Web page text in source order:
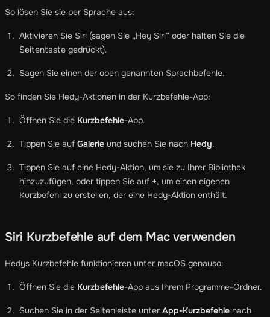
So lösen Sie sie per Sprache aus:
Aktivieren Sie Siri (sagen Sie „Hey Siri“ oder halten Sie die
Seitentaste gedrückt).
Sagen Sie einen der oben genannten Sprachbefehle.
So finden Sie Hedy-Aktionen in der Kurzbefehle-App:
Öffnen Sie die Kurzbefehle-App.
Tippen Sie auf Galerie und suchen Sie nach Hedy.
Tippen Sie auf eine Hedy-Aktion, um sie zu Ihrer Bibliothek
hinzuzufügen, oder tippen Sie auf +, um einen eigenen
Kurzbefehl zu erstellen, der eine Hedy-Aktion enthält.
Siri Kurzbefehle auf dem Mac verwenden
Hedys Kurzbefehle funktionieren unter macOS genauso:
Öffnen Sie die Kurzbefehle-App aus Ihrem Programme-Ordner.
Suchen Sie in der Seitenleiste unter App-Kurzbefehle nach